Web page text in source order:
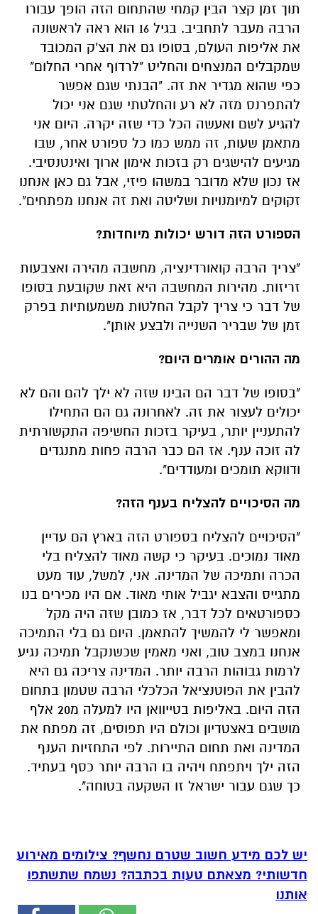
תוך זמן קצר הבין קמחי שהתחום הזה הופך עבורו
הרבה מעבר לתחביב. בגיל 16 הוא ראה לראשונה
את אליפות העולם, בסופו גם את הצ'ק המכובד
שמקבלים המנצחים והחליט "לרדוף אחרי החלום"
כפי שהוא מגדיר את זה. "הבנתי שגם אפשר
להתפרנס מזה לא רע והחלטתי שגם אני יכול
להגיע לשם ואעשה הכל כדי שזה יקרה. היום אני
מתאמן שעות, זה ממש כמו כל ספורט אחר, שבו
מגיעים להישגים רק בזכות אימון ארוך ואינטנסיבי.
אז נכון שלא מדובר במשהו פיזי, אבל גם כאן אנחנו
זקוקים למיומנויות ושליטה ואת זה אנחנו מפתחים".
הספורט הזה דורש יכולות מיוחדות?
"צריך הרבה קואורדינציה, מחשבה מהירה ואצבעות
זריזות. מהירות המחשבה היא זאת שקובעת בסופו
של דבר כי צריך לקבל החלטות משמעותיות בפרק
זמן של שבריר השנייה ולבצע אותן".
מה ההורים אומרים היום?
"בסופו של דבר הם הבינו שזה לא ילך להם והם לא
יכולים לעצור את זה. לאחרונה גם הם התחילו
להתעניין יותר, בעיקר בזכות החשיפה התקשורתית
לה זוכה ענף. אז הם כבר הרבה פחות מתנגדים
ודווקא תומכים ומעודדים".
מה הסיכויים להצליח בענף הזה?
"הסיכויים להצליח בספורט הזה בארץ הם עדיין
מאוד נמוכים. בעיקר כי קשה מאוד להצליח בלי
הכרה ותמיכה של המדינה. אני, למשל, עוד מעט
מתגייס והצבא יגביל אותי מאוד. אם היו מכירים בנו
כספורטאים לכל דבר, אז כמובן שזה היה מקל
ומאפשר לי להמשיך להתאמן. היום גם בלי התמיכה
אנחנו במצב טוב, ואני מאמין שכשנקבל תמיכה נגיע
לרמות גבוהות הרבה יותר. המדינה צריכה גם היא
להבין את הפוטנציאל הכלכלי הרבה שטמון בתחום
הזה היום. באליפות בטייוואן היו למעלה מ20 אלף
מושבים באצטדיון וכולם היו תפוסים, זה מפתח את
המדינה ואת תחום התיירות. לפי התחזיות הענף
הזה ילך ויתפתח ויהיה בו הרבה יותר כסף בעתיד.
כך שגם עבור ישראל זו השקעה בטוחה".
יש לכם מידע חשוב שטרם נחשף? צילומים מאירוע
חדשותי? מצאתם טעות בכתבה? נשמח שתשתפו
אותנו